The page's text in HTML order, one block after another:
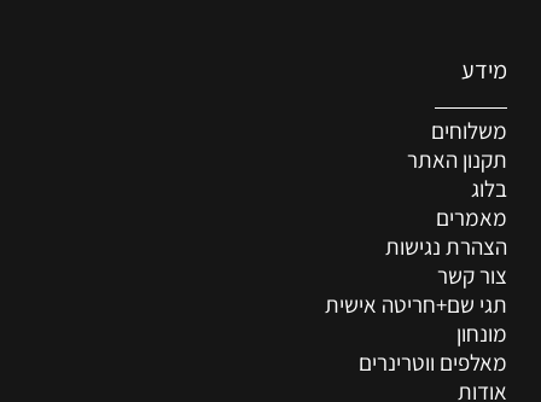
מידע
משלוחים
תקנון האתר
בלוג
מאמרים
הצהרת נגישות
צור קשר
תגי שם+חריטה אישית
מונחון
מאלפים ווטרינרים
אודות